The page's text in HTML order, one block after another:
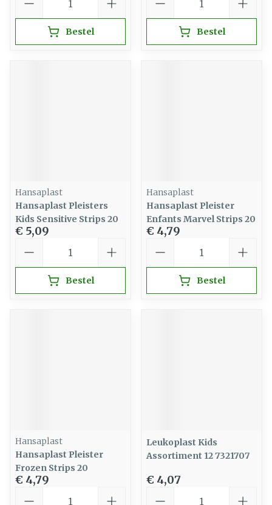
Bestel Bestel
Hansaplast
Hansaplast Pleisters
Kids Sensitive Strips 20
€ 5,09
Bestel
Hansaplast
Hansaplast Pleister
Enfants Marvel Strips 20
€ 4,79
Bestel
Hansaplast
Hansaplast Pleister
Frozen Strips 20
€ 4,79
Leukoplast Kids
Assortiment 12 7321707
€ 4,07